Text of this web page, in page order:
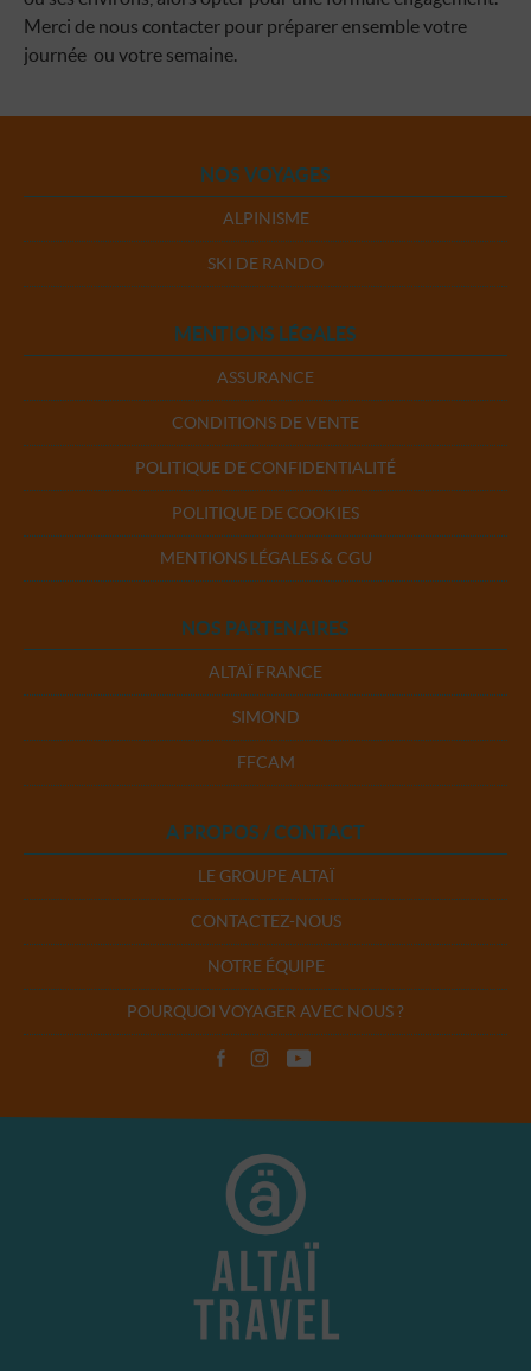
Merci de nous contacter pour préparer ensemble votre
journée ou votre semaine.
NOS VOYAGES
ALPINISME
SKI DE RANDO
MENTIONS LÉGALES
ASSURANCE
CONDITIONS DE VENTE
POLITIQUE DE CONFIDENTIALITÉ
POLITIQUE DE COOKIES
MENTIONS LÉGALES & CGU
NOS PARTENAIRES
ALTAÏ FRANCE
SIMOND
FFCAM
A PROPOS / CONTACT
LE GROUPE ALTAÏ
CONTACTEZ-NOUS
NOTRE ÉQUIPE
POURQUOI VOYAGER AVEC NOUS ?